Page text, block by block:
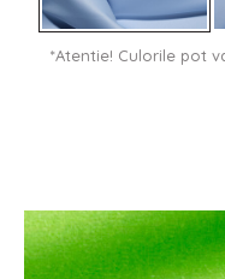
*Atentie! Culorile pot